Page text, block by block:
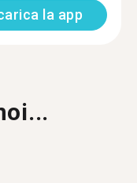
la app